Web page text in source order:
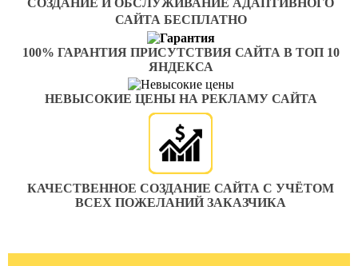
СОЗДАНИЕ И ОБСЛУЖИВАНИЕ АДАПТИВНОГО
САЙТА БЕСПЛАТНО
100% ГАРАНТИЯ ПРИСУТСТВИЯ САЙТА В ТОП 10
ЯНДЕКСА
НЕВЫСОКИЕ ЦЕНЫ НА РЕКЛАМУ САЙТА
КАЧЕСТВЕННОЕ СОЗДАНИЕ САЙТА С УЧЁТОМ
ВСЕХ ПОЖЕЛАНИЙ ЗАКАЗЧИКА